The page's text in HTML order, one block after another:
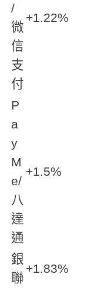
/
微
信
支
付
+1.22%
P
a
y
M
e/
八
達
通
+1.5%
銀
聯
+1.83%